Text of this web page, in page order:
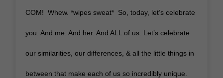
COM!⁣ ⁣ Whew.⁣ *wipes sweat*⁣ ⁣ So, today, let’s celebrate
you.⁣ And me.⁣ And her.⁣ And ALL of us.⁣ Let’s celebrate
our similarities, our differences, & all the little things in
between that make each of us so incredibly unique.⁣ ⁣